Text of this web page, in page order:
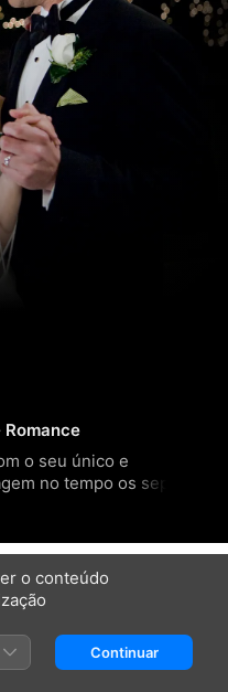
Romance
o seu único e
no tempo os separar
o conteúdo
Continuar